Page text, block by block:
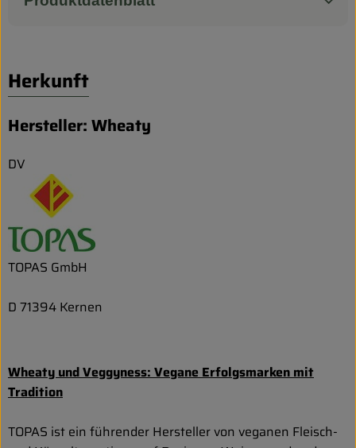
Herkunft
Hersteller: Wheaty
DV
TOPAS GmbH
D 71394 Kernen
Wheaty und Veggyness: Vegane Erfolgsmarken mit
Tradition
TOPAS ist ein führender Hersteller von veganen Fleisch-